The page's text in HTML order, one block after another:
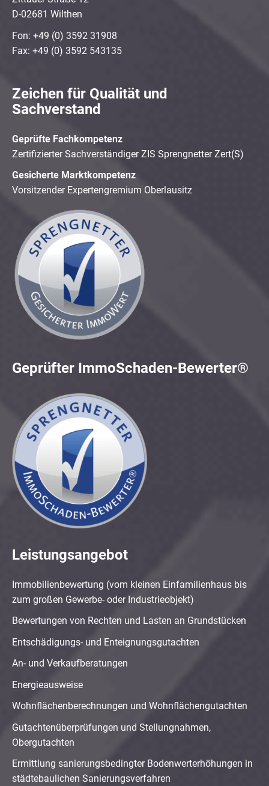
D-02681 Wilthen
Fon: +49 (0) 3592 31908
Fax: +49 (0) 3592 543135
Zeichen für Qualität und
Sachverstand
Geprüfte Fachkompetenz
Zertifizierter Sachverständiger ZIS Sprengnetter Zert(S)
Gesicherte Marktkompetenz
Vorsitzender Expertengremium Oberlausitz
Geprüfter ImmoSchaden-Bewerter®
Leistungsangebot
Immobilienbewertung (vom kleinen Einfamilienhaus bis
zum großen Gewerbe- oder Industrieobjekt)
Bewertungen von Rechten und Lasten an Grundstücken
Entschädigungs- und Enteignungsgutachten
An- und Verkaufberatungen
Energieausweise
Wohnflächenberechnungen und Wohnflächengutachten
Gutachtenüberprüfungen und Stellungnahmen,
Obergutachten
Ermittlung sanierungsbedingter Bodenwerterhöhungen in
städtebaulichen Sanierungsverfahren